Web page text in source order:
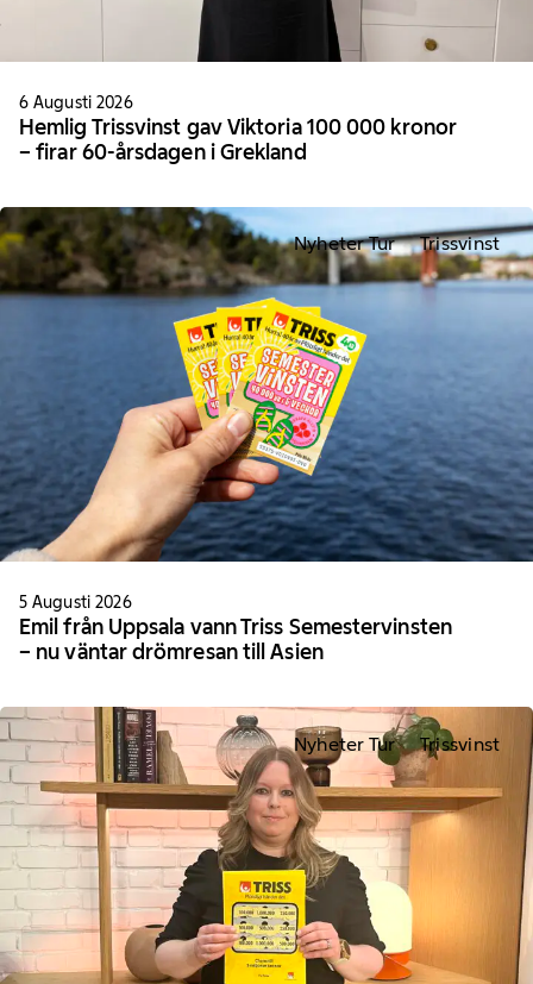
6 Augusti 2026
Hemlig Trissvinst gav Viktoria 100 000 kronor
– firar 60-årsdagen i Grekland
Nyheter Tur Trissvinst
5 Augusti 2026
Emil från Uppsala vann Triss Semestervinsten
– nu väntar drömresan till Asien
Nyheter Tur Trissvinst